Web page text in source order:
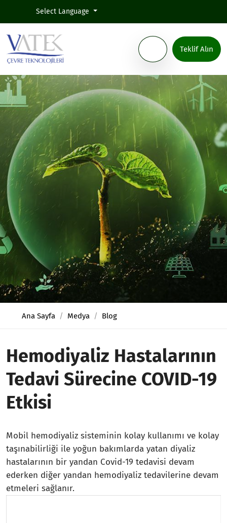
Select Language
Teklif Alın
Ana Sayfa Medya Blog
Hemodiyaliz Hastalarının
Tedavi Sürecine COVID-19
Etkisi
Mobil hemodiyaliz sisteminin kolay kullanımı ve kolay
taşınabilirliği ile yoğun bakımlarda yatan diyaliz
hastalarının bir yandan Covid-19 tedavisi devam
ederken diğer yandan hemodiyaliz tedavilerine devam
etmeleri sağlanır.